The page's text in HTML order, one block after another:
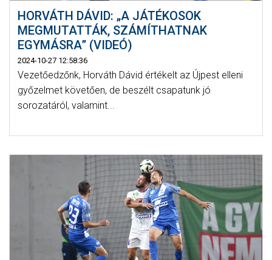
HORVÁTH DÁVID: „A JÁTÉKOSOK
MEGMUTATTÁK, SZÁMÍTHATNAK
EGYMÁSRA” (VIDEÓ)
2024-10-27 12:58:36
Vezetőedzőnk, Horváth Dávid értékelt az Újpest elleni
győzelmet követően, de beszélt csapatunk jó
sorozatáról, valamint...